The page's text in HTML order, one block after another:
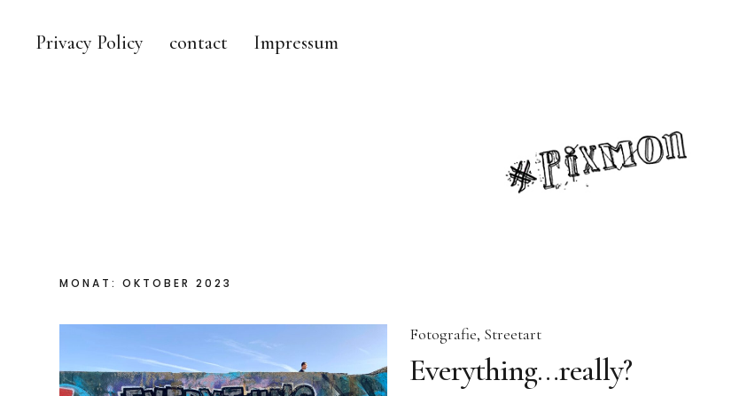
Privacy Policy contact Impressum
MONAT: OKTOBER 2023
Fotografie Streetart
Everything…really?